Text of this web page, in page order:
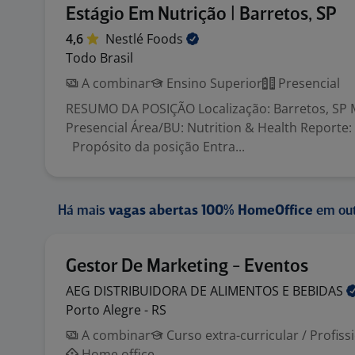
Estágio Em Nutrição | Barretos, SP
4,6 Nestlé Foods
Todo Brasil
A combinar
Ensino Superior
Presencial
RESUMO DA POSIÇÃO Localização: Barretos,
Presencial Área/BU: Nutrition & Health
Propósito da posição Entra...
Há mais vagas abertas 100% HomeOffice em
Gestor De Marketing - Eventos
AEG DISTRIBUIDORA DE ALIMENTOS E BEBIDAS
Porto Alegre - RS
A combinar
Curso extra-curricular /